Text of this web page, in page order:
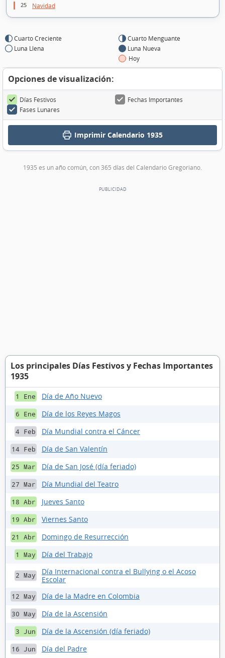
25 Navidad
Cuarto Creciente
Luna Llena
Cuarto Menguante
Luna Nueva
Hoy
Opciones de visualización:
Días Festivos
Fechas Importantes
Fases Lunares
ImprimirCalendario 1935
1935 es un año común, con 365 días del Calendario Gregoriano.
Los principales Días Festivos y Fechas Importantes
1935
1 Ene Día de Año Nuevo
6 Ene Día de los Reyes Magos
4 Feb Día Mundial contra el Cáncer
14 Feb Día de San Valentín
25 Mar Día de San José (día feriado)
27 Mar Día Mundial del Teatro
18 Abr Jueves Santo
19 Abr Viernes Santo
21 Abr Domingo de Resurrección
1 May Día del Trabajo
2 May
Día Internacional contra el Bullying o el Acoso
Escolar
12 May Día de la Madre en Colombia
30 May Día de la Ascensión
3 Jun Día de la Ascensión (día feriado)
16 Jun Día del Padre